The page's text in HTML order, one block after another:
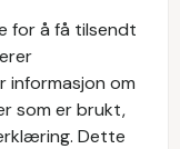
for å få tilsendt
informasjon om
som er brukt,
Dette